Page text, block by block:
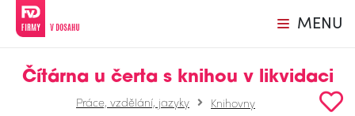
MENU
Čítárna u čerta s knihou v likvidaci
Práce, vzdělání, jazyky Knihovny